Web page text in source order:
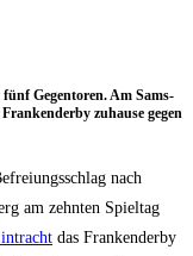
fünf Gegen­to­ren. Am Sams­
zuhau­se gegen
nach
am zehn­ten Spiel­tag
das Fran­ken­der­by